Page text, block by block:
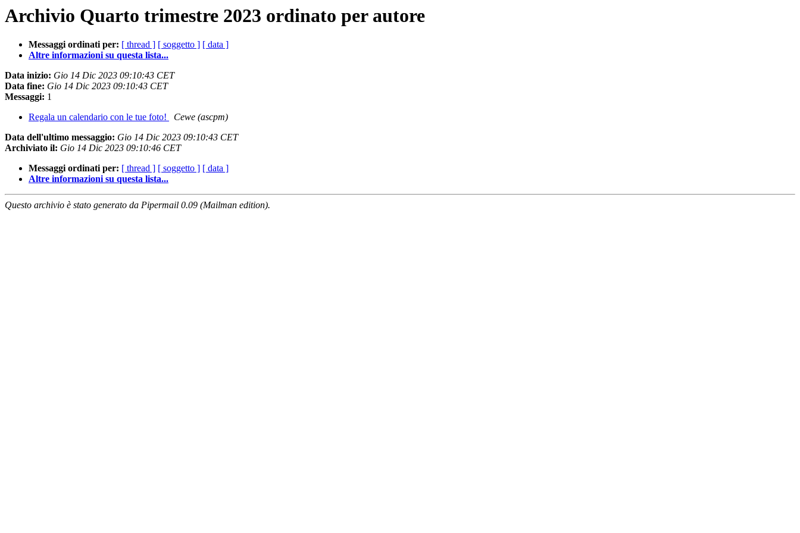
Archivio Quarto trimestre 2023 ordinato per autore
Messaggi ordinati per: [ thread ] [ soggetto ] [ data ]
Altre informazioni su questa lista...
Data inizio: Gio 14 Dic 2023 09:10:43 CET
Data fine: Gio 14 Dic 2023 09:10:43 CET
Messaggi: 1
Regala un calendario con le tue foto!
Cewe (ascpm)
Data dell'ultimo messaggio: Gio 14 Dic 2023 09:10:43 CET
Archiviato il: Gio 14 Dic 2023 09:10:46 CET
Messaggi ordinati per: [ thread ] [ soggetto ] [ data ]
Altre informazioni su questa lista...
Questo archivio è stato generato da Pipermail 0.09 (Mailman edition).